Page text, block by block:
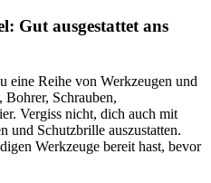
Gut ausgestattet ans
eine Reihe von Werkzeugen und
Schrauben,
Vergiss nicht, dich auch mit
und Schutzbrille auszustatten.
Werkzeuge bereit hast, bevor